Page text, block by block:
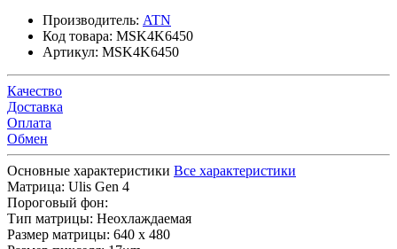
Производитель: ATN
Код товара: MSK4K6450
Артикул: MSK4K6450
Качество
Доставка
Оплата
Обмен
Основные характеристики Все характеристики
Матрица: Ulis Gen 4
Пороговый фон:
Тип матрицы: Неохлаждаемая
Размер матрицы: 640 x 480